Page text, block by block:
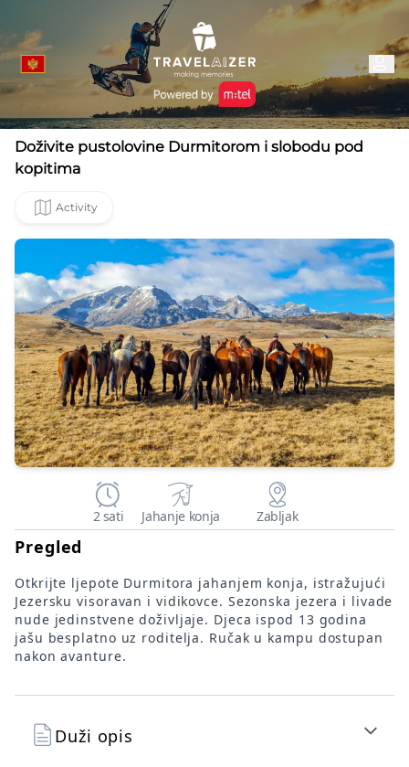
Doživite pustolovine Durmitorom i slobodu pod
kopitima
Activity
2 sati Jahanje konja Zabljak
Pregled
Otkrijte ljepote Durmitora jahanjem konja, istražujući
Jezersku visoravan i vidikovce. Sezonska jezera i livade
nude jedinstvene doživljaje. Djeca ispod 13 godina
jašu besplatno uz roditelja. Ručak u kampu dostupan
nakon avanture.
Duži opis